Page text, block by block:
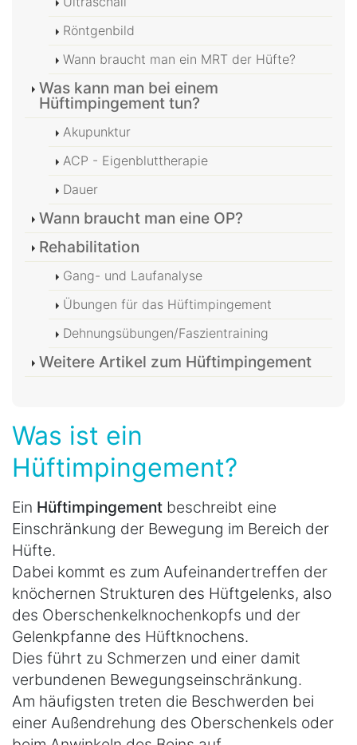
Röntgenbild
Wann braucht man ein MRT der Hüfte?
Was kann man bei einem
Hüftimpingement tun?
Akupunktur
ACP - Eigenbluttherapie
Dauer
Wann braucht man eine OP?
Rehabilitation
Gang- und Laufanalyse
Übungen für das Hüftimpingement
Dehnungsübungen/Faszientraining
Weitere Artikel zum Hüftimpingement
Was ist ein
Hüftimpingement?
Ein Hüftimpingement beschreibt eine
Einschränkung der Bewegung im Bereich der
Hüfte.
Dabei kommt es zum Aufeinandertreffen der
knöchernen Strukturen des Hüftgelenks, also
des Oberschenkelknochenkopfs und der
Gelenkpfanne des Hüftknochens.
Dies führt zu Schmerzen und einer damit
verbundenen Bewegungseinschränkung.
Am häufigsten treten die Beschwerden bei
einer Außendrehung des Oberschenkels oder